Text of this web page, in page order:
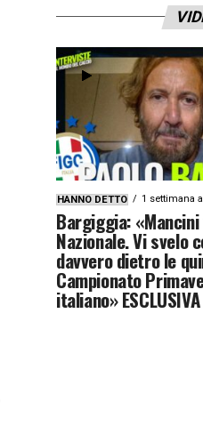
HANNO DETTO 1 settimana
Bargiggia:
Nazionale. Vi svelo
davvero dietro le
Campionato
italiano» ESCLUSIVA